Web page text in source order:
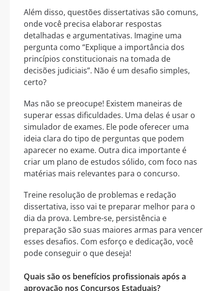
Além disso, questões dissertativas são comuns,
onde você precisa elaborar respostas
detalhadas e argumentativas. Imagine uma
pergunta como “Explique a importância dos
princípios constitucionais na tomada de
decisões judiciais”. Não é um desafio simples,
certo?
Mas não se preocupe! Existem maneiras de
superar essas dificuldades. Uma delas é usar o
simulador de exames. Ele pode oferecer uma
ideia clara do tipo de perguntas que podem
aparecer no exame. Outra dica importante é
criar um plano de estudos sólido, com foco nas
matérias mais relevantes para o concurso.
Treine resolução de problemas e redação
dissertativa, isso vai te preparar melhor para o
dia da prova. Lembre-se, persistência e
preparação são suas maiores armas para vencer
esses desafios. Com esforço e dedicação, você
pode conseguir o que deseja!
Quais são os benefícios profissionais após a
aprovação nos Concursos Estaduais?